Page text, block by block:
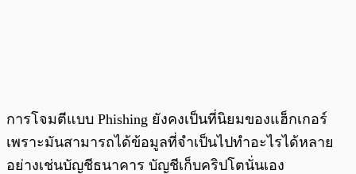
การโจมตีแบบ Phishing ยังคงเป็นที่นิยมของแฮ็กเกอร์
เพราะมันสามารถได้ข้อมูลที่จำเป็นไปทำอะไรได้หลาย
อย่างเช่นบัญชีธนาคาร บัญชีเก็บคริปโตนั่นเอง